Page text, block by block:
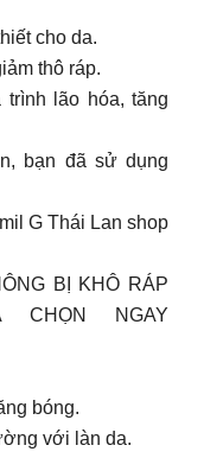
cho da.
thô ráp.
trình lão hóa, tăng
bạn đã sử dụng
G Thái Lan shop
BỊ KHÔ RÁP
NGAY
bóng.
với làn da.